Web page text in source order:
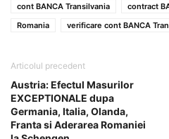
cont BANCA Transilvania
contract
Romania
verificare cont BANCA
Articolul precedent
Austria: Efectul Masurilor
EXCEPTIONALE dupa
Germania, Italia, Olanda,
Franta si Aderarea Romaniei